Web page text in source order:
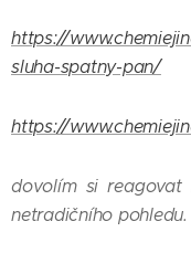
https://
sluha-spatny-pan/
https://
dovolím si
netradičního pohledu.